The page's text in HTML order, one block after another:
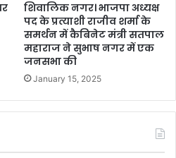
शिवालिक नगर। भाजपा अध्यक्ष
पद के प्रत्याशी राजीव शर्मा के
समर्थन में कैबिनेट मंत्री सतपाल
महाराज ने सुभाष नगर में एक
जनसभा की
January 15, 2025